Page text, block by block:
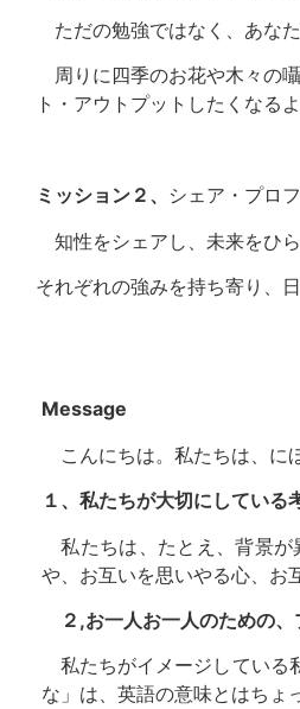
ただの勉強ではなく、あな
周りに四季のお花や木々の
ト・アウトプットしたくなる
ミッション２、 シェア・プロ
知性をシェアし、未来をひ
それぞれの強みを持ち寄り、
Message
こんにちは。私たちは、に
１、私たちが大切にしている
私たちは、たとえ、背景が
や、お互いを思いやる心、お
２,お一人お一人のための、
私たちがイメージしている
な」は、英語の意味とはちょ